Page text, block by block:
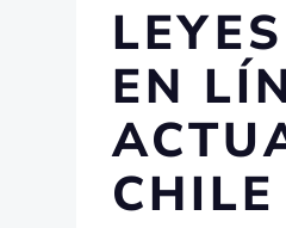
EN
CHILE